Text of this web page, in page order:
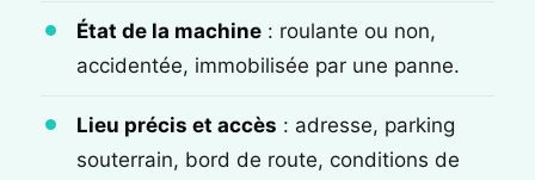
État de la machine : roulante ou non,
accidentée, immobilisée par une panne.
Lieu précis et accès : adresse, parking
souterrain, bord de route, conditions de